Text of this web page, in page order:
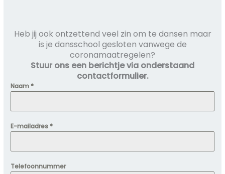
Heb jij ook ontzettend veel zin om te dansen maar
is je dansschool gesloten vanwege de
coronamaatregelen?
Stuur ons een berichtje via onderstaand
contactformulier.
Naam *
E-mailadres *
Telefoonnummer